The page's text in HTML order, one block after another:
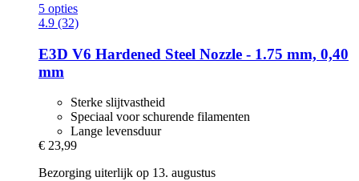
5 opties
4.9 (32)
E3D V6 Hardened Steel Nozzle -​ 1.75 mm, 0,40
mm
Sterke slijtvastheid
Speciaal voor schurende filamenten
Lange levensduur
€ 23,99
Bezorging uiterlijk op 13. augustus